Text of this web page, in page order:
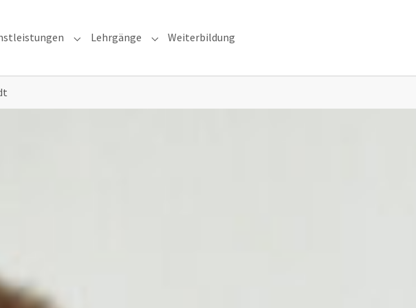
for "Brandschutzkonzepte"
Submenu for "Dienstleistungen"
Lehrgänge Submenu for "Lehrgänge"
Weiterbildung